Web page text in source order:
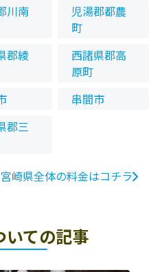
川南
児湯郡都農
町
郡綾
西諸県郡高
原町
串間市
郡三
宮崎県全体の料金はコチラ
いての記事